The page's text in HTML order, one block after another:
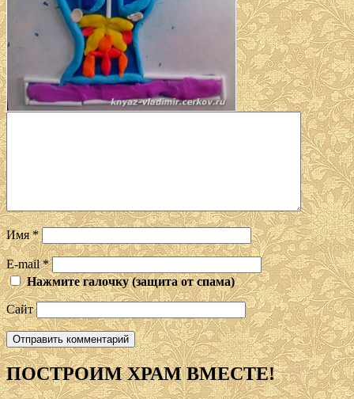
Имя*
E-mail*
Нажмите галочку (защита от спама)
Сайт
ПОСТРОИМ ХРАМ ВМЕСТЕ!